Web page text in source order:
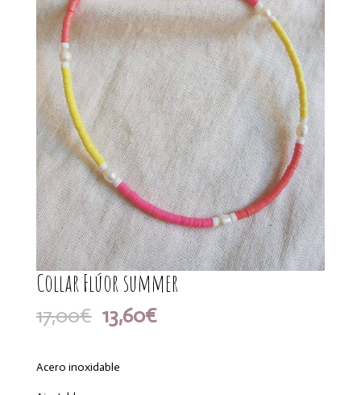
Collar Flúor summer
17,00€ El
precio
era:
13,60€El
Acero inoxidable